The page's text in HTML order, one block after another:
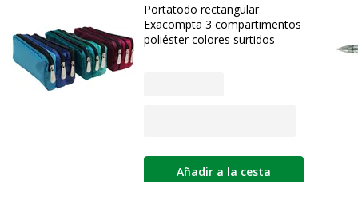
Portatodo rectangular
Exacompta 3 compartimentos
poliéster colores surtidos
Añadir a la cesta